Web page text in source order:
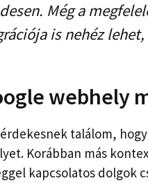
Még a
is nehéz
webhely
találom,
Korábban más
kapcsolatos dolgok